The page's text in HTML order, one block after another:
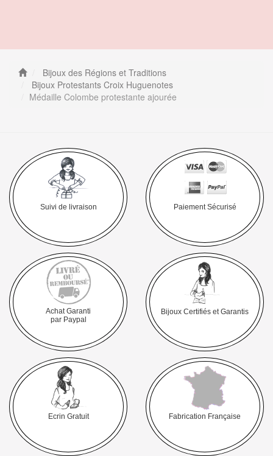
Bijoux des Régions et Traditions
Bijoux Protestants Croix Huguenotes
Médaille Colombe protestante ajourée
Suivi de livraison Paiement Sécurisé
Achat Garanti
par Paypal
Bijoux Certifiés et Garantis
Ecrin Gratuit Fabrication Française